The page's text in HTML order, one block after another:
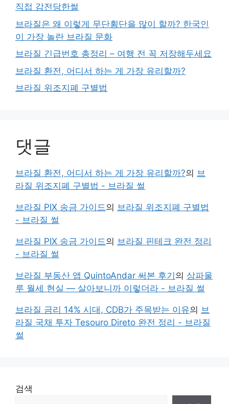
직접 감전당한썰
브라질은 왜 이렇게 무단횡단을 많이 할까? 한국인
이 가장 놀란 브라질 문화
브라질 긴급번호 총정리 – 여행 전 꼭 저장해두세요
브라질 환전, 어디서 하는 게 가장 유리할까?
브라질 위조지폐 구별법
댓글
브라질 환전, 어디서 하는 게 가장 유리할까?의 브
라질 위조지폐 구별법 - 브라질 썰
브라질 PIX 송금 가이드의 브라질 위조지폐 구별법
- 브라질 썰
브라질 PIX 송금 가이드의 브라질 핀테크 완전 정리
- 브라질 썰
브라질 부동산 앱 QuintoAndar 써본 후기 의 상파울
루 월세 현실 — 살아보니까 이렇더라 - 브라질 썰
브라질 금리 14% 시대, CDB가 주목받는 이유의 브
라질 국채 투자 Tesouro Direto 완전 정리 - 브라질
썰
검색